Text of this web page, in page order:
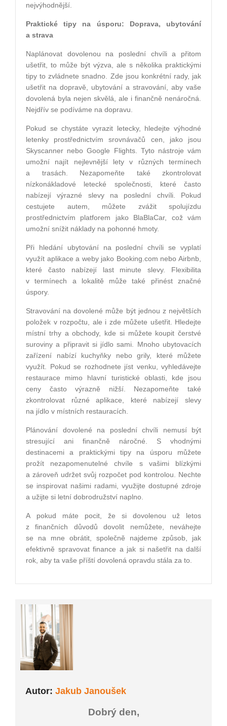
nejvýhodnější.
Praktické tipy na úsporu: Doprava, ubytování
a strava
Naplánovat dovolenou na poslední chvíli a přitom
ušetřit, to může být výzva, ale s několika praktickými
tipy to zvládnete snadno. Zde jsou konkrétní rady, jak
ušetřit na dopravě, ubytování a stravování, aby vaše
dovolená byla nejen skvělá, ale i finančně nenáročná.
Nejdřív se podíváme na dopravu.
Pokud se chystáte vyrazit letecky, hledejte výhodné
letenky prostřednictvím srovnávačů cen, jako jsou
Skyscanner nebo Google Flights. Tyto nástroje vám
umožní najít nejlevnější lety v různých termínech
a trasách. Nezapomeňte také zkontrolovat
nízkonákladové letecké společnosti, které často
nabízejí výrazné slevy na poslední chvíli. Pokud
cestujete autem, můžete zvážit spolujízdu
prostřednictvím platforem jako BlaBlaCar, což vám
umožní snížit náklady na pohonné hmoty.
Při hledání ubytování na poslední chvíli se vyplatí
využít aplikace a weby jako Booking.com nebo Airbnb,
které často nabízejí last minute slevy. Flexibilita
v termínech a lokalitě může také přinést značné
úspory.
Stravování na dovolené může být jednou z největších
položek v rozpočtu, ale i zde můžete ušetřit. Hledejte
místní trhy a obchody, kde si můžete koupit čerstvé
suroviny a připravit si jídlo sami. Mnoho ubytovacích
zařízení nabízí kuchyňky nebo grily, které můžete
využít. Pokud se rozhodnete jíst venku, vyhledávejte
restaurace mimo hlavní turistické oblasti, kde jsou
ceny často výrazně nižší. Nezapomeňte také
zkontrolovat různé aplikace, které nabízejí slevy
na jídlo v místních restauracích.
Plánování dovolené na poslední chvíli nemusí být
stresující ani finančně náročné. S vhodnými
destinacemi a praktickými tipy na úsporu můžete
prožít nezapomenutelné chvíle s vašimi blízkými
a zároveň udržet svůj rozpočet pod kontrolou. Nechte
se inspirovat našimi radami, využijte dostupné zdroje
a užijte si letní dobrodružství naplno.
A pokud máte pocit, že si dovolenou už letos
z finančních důvodů dovolit nemůžete, neváhejte
se na mne obrátit, společně najdeme způsob, jak
efektivně spravovat finance a jak si našetřit na další
rok, aby ta vaše příští dovolená opravdu stála za to.
Autor: Jakub Janoušek
Dobrý den,